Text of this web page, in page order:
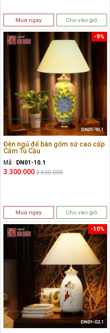
Mua ngay Cho vào giỏ
Đèn ngủ để bàn gốm sứ cao cấp
Cẩm Tú Cầu
Mã : DN01-10.1
3.300.000
-9%
3.630.000
Mua ngay Cho vào giỏ
-10%